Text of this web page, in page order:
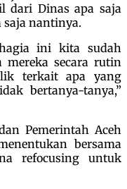
dari Dinas apa saja
saja nantinya.
ini kita sudah
mereka secara rutin
terkait apa yang
bertanya-tanya,”
Pemerintah Aceh
bersama
refocusing untuk